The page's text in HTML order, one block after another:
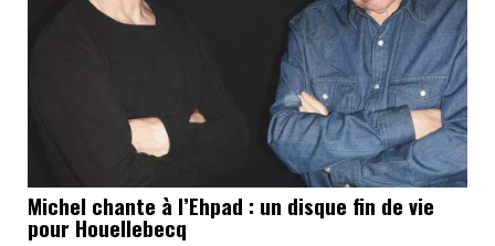
Michel chante à l’Ehpad : un disque fin de vie
pour Houellebecq